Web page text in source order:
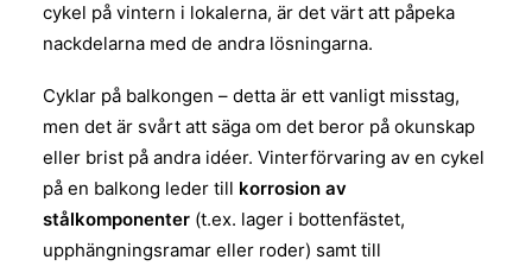
cykel på vintern i lokalerna, är det värt att påpeka
nackdelarna med de andra lösningarna.
Cyklar på balkongen – detta är ett vanligt misstag,
men det är svårt att säga om det beror på okunskap
eller brist på andra idéer. Vinterförvaring av en cykel
på en balkong leder till korrosion av
stålkomponenter (t.ex. lager i bottenfästet,
upphängningsramar eller roder) samt till